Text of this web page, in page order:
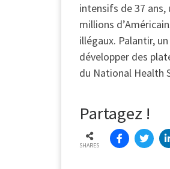
intensifs de 37
millions
illégaux. Palantir,
développer des
du National Health
Partagez !
SHARES